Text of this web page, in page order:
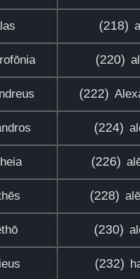
(218)
(220)
(222)
(224)
(226)
(228)
(230)
(232)